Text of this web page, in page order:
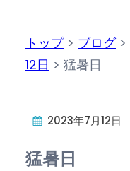
トップ> ブログ>
12日 > 猛暑日
2023年7月12日
猛暑日